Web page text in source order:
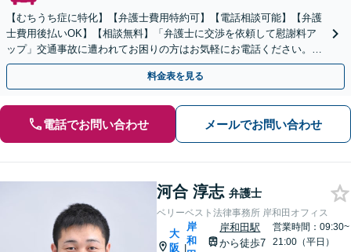
【むちうち症に特化】【弁護士費用特約可】【電話相談可能】【弁護
士費用後払いOK】【相談無料】「弁護士に交渉を依頼して慰謝料ア
ップ」交通事故に遭われてお困りの方はお気軽にお電話ください。
【当日・夜間・休日の相談可】
料金表を見る
電話でお問い合わせ メールでお問い合わせ
河合 淳志 弁護士
ベリーベスト法律事務所 岸和田オフィス
大
阪 |
岸
和
岸和田駅
から徒歩7
営業時間：09:30~
21:00（平日）